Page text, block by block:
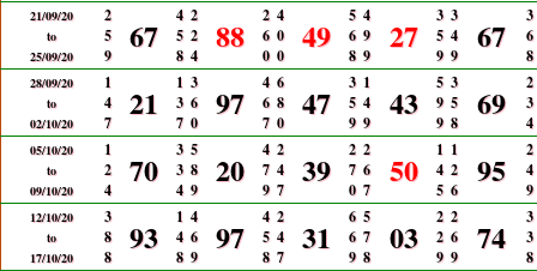
21/09/20
to
25/09/20
2
5
9
67
4
5
8
2
2
4
88
2
6
0
4
0
0
49
5
6
8
4
9
9
27
3
5
9
3
4
9
67
3
6
8
28/09/20
to
02/10/20
1
4
7
21
1
3
7
3
6
0
97
4
6
7
6
8
0
47
3
5
9
1
4
9
43
5
9
9
3
5
8
69
2
3
4
05/10/20
to
09/10/20
1
2
4
70
3
3
4
5
8
9
20
4
7
9
2
4
7
39
2
7
0
2
6
7
50
1
4
5
1
2
6
95
2
4
9
12/10/20
to
17/10/20
3
8
8
93
1
4
8
4
6
9
97
4
5
8
2
4
7
31
6
6
9
5
7
8
03
2
2
9
2
6
9
74
3
3
8